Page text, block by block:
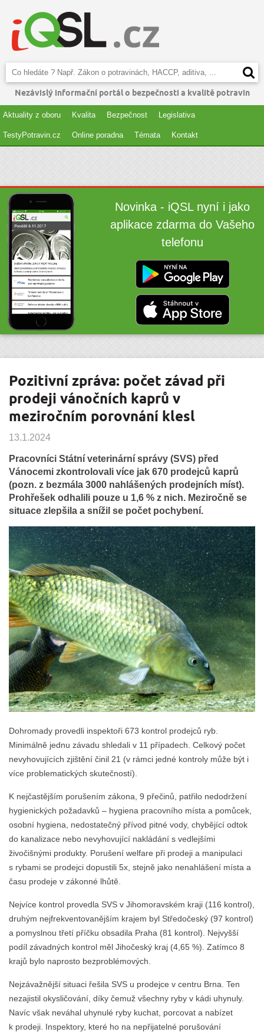
Nezávislý informační portál o bezpečnosti a kvalitě potravin
Aktuality z oboru Kvalita Bezpečnost Legislativa
TestyPotravin.cz Online poradna Témata Kontakt
Novinka - iQSL nyní i jako
aplikace zdarma do Vašeho
telefonu
Pozitivní zpráva: počet závad při
prodeji vánočních kaprů v
meziročním porovnání klesl
13.1.2024
Pracovníci Státní veterinární správy (SVS) před
Vánocemi zkontrolovali více jak 670 prodejců kaprů
(pozn. z bezmála 3000 nahlášených prodejních míst).
Prohřešek odhalili pouze u 1,6 % z nich. Meziročně se
situace zlepšila a snížil se počet pochybení.
Dohromady provedli inspektoři 673 kontrol prodejců ryb.
Minimálně jednu závadu shledali v 11 případech. Celkový počet
nevyhovujících zjištění činil 21 (v rámci jedné kontroly může být i
více problematických skutečností).
K nejčastějším porušením zákona, 9 přečinů, patřilo nedodržení
hygienických požadavků – hygiena pracovního místa a pomůcek,
osobní hygiena, nedostatečný přívod pitné vody, chybějící odtok
do kanalizace nebo nevyhovující nakládání s vedlejšími
živočišnými produkty. Porušení welfare při prodeji a manipulaci
s rybami se prodejci dopustili 5x, stejně jako nenahlášení místa a
času prodeje v zákonné lhůtě.
Nejvíce kontrol provedla SVS v Jihomoravském kraji (116 kontrol),
druhým nejfrekventovanějším krajem byl Středočeský (97 kontrol)
a pomyslnou třetí příčku obsadila Praha (81 kontrol). Nejvyšší
podíl závadných kontrol měl Jihočeský kraj (4,65 %). Zatímco 8
krajů bylo naprosto bezproblémových.
Nejzávažnější situaci řešila SVS u prodejce v centru Brna. Ten
nezajistil okysličování, díky čemuž všechny ryby v kádi uhynuly.
Navíc však neváhal uhynulé ryby kuchat, porcovat a nabízet
k prodeji. Inspektory, které ho na nepřijatelné porušování